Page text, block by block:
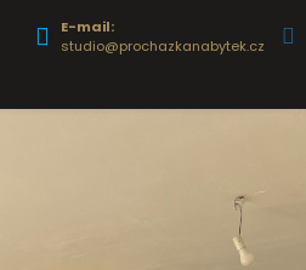
E-mail:
studio@prochazkanabytek.cz